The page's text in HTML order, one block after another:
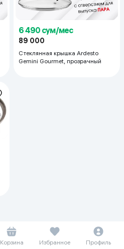
6 490 сум/мес
89 000
Стеклянная крышка Ardesto
Gemini Gourmet, прозрачный
Корзина Избранное Профиль